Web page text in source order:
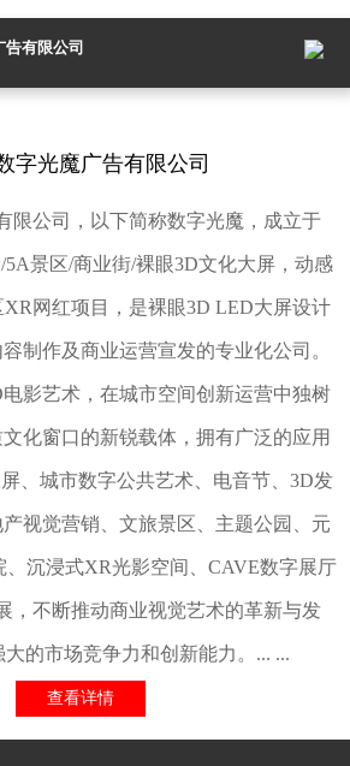
告有限公司
字光魔广告有限公司
限公司，以下简称数字光魔，成立于
5A景区/商业街/裸眼3D文化大屏，动感
XR 网红项目，是裸眼3D LED大屏设计
制作及商业运营宣发的专业化公司。
电影艺术，在城市空间创新运营中独树
化窗口的新锐载体，拥有广泛的应用
、城市数字公共艺术、电音节、3D发
视觉营销、文旅景区、 主题公园 、元
、沉浸式XR光影空间、CAVE数字展厅
，不断推动商业视觉艺术的革新与发
的市场竞争力和创新能力。... ...
查看详情